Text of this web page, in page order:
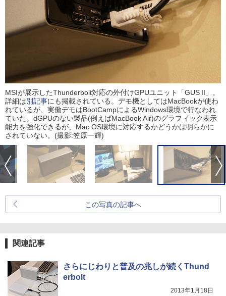
MSIが展示したThunderbolt対応の外付けGPUユニット「GUS II」。
詳細は別記事にも掲載されている。デモ機としてはMacBookが使わ
れているが、実働デモはBootCampによるWindows環境で行なわれ
ていた。dGPUのない製品(例えばMacBook Air)のグラフィック表示
能力を強化できるが、Mac OS環境に対応するかどうかは明らかに
されていない。(撮影:笠原一輝)
この写真の記事へ
関連記事
さらにじわりと普及の兆しが続くThund
erbolt
2013年1月18日